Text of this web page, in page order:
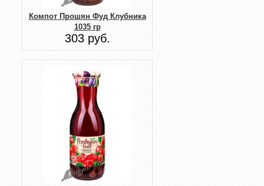
Компот Прошян Фуд Клубника
1035 гр
303 руб.